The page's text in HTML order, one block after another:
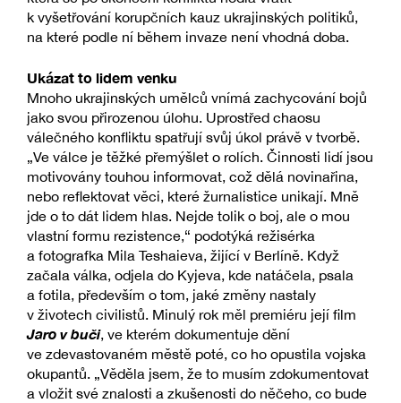
k vyšetřování korupčních kauz ukrajinských politiků,
na které podle ní během invaze není vhodná doba.
Ukázat to lidem venku
Mnoho ukrajinských umělců vnímá zachycování bojů
jako svou přirozenou úlohu. Uprostřed chaosu
válečného konfliktu spatřují svůj úkol právě v tvorbě.
„Ve válce je těžké přemýšlet o rolích. Činnosti lidí jsou
motivovány touhou informovat, což dělá novinařina,
nebo reflektovat věci, které žurnalistice unikají. Mně
jde o to dát lidem hlas. Nejde tolik o boj, ale o mou
vlastní formu rezistence,“ podotýká režisérka
a fotografka Mila Teshaieva, žijící v Berlíně. Když
začala válka, odjela do Kyjeva, kde natáčela, psala
a fotila, především o tom, jaké změny nastaly
v životech civilistů. Minulý rok měl premiéru její film
Jaro v buči, ve kterém dokumentuje dění
ve zdevastovaném městě poté, co ho opustila vojska
okupantů. „Věděla jsem, že to musím zdokumentovat
a vložit své znalosti a zkušenosti do něčeho, co bude